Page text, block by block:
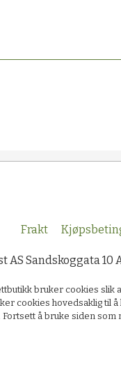
Frakt
AS Sandskoggata 10
bruker cookies slik
cookies hovedsaklig til
Fortsett å bruke siden som